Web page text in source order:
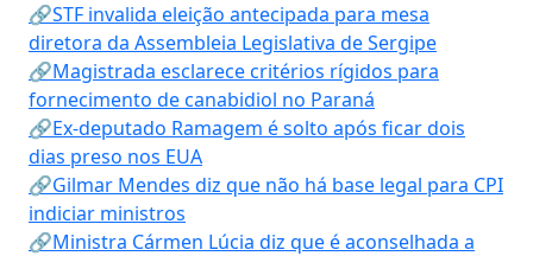
🔗STF invalida eleição antecipada para mesa
diretora da Assembleia Legislativa de Sergipe
🔗Magistrada esclarece critérios rígidos para
fornecimento de canabidiol no Paraná
🔗Ex-deputado Ramagem é solto após ficar dois
dias preso nos EUA
🔗Gilmar Mendes diz que não há base legal para CPI
indiciar ministros
🔗Ministra Cármen Lúcia diz que é aconselhada a